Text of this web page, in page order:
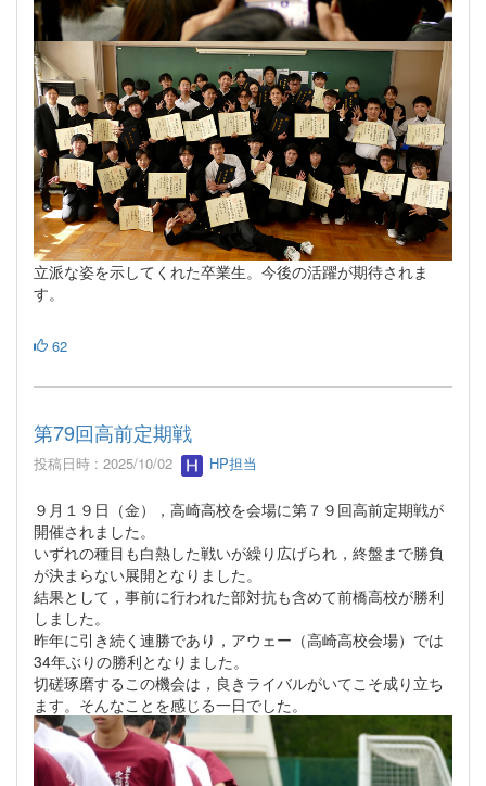
立派な姿を示してくれた卒業生。今後の活躍が期待されま
す。
62
第79回高前定期戦
投稿日時 : 2025/10/02 HP担当
９月１９日（金），高崎高校を会場に第７９回高前定期戦が
開催されました。
いずれの種目も白熱した戦いが繰り広げられ，終盤まで勝負
が決まらない展開となりました。
結果として，事前に行われた部対抗も含めて前橋高校が勝利
しました。
昨年に引き続く連勝であり，アウェー（高崎高校会場）では
34年ぶりの勝利となりました。
切磋琢磨するこの機会は，良きライバルがいてこそ成り立ち
ます。そんなことを感じる一日でした。